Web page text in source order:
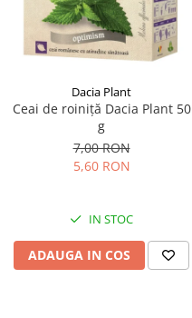
Dacia Plant
Ceai de roiniță Dacia Plant 50
g
7,00 RON
5,60 RON
IN STOC
ADAUGA IN COS